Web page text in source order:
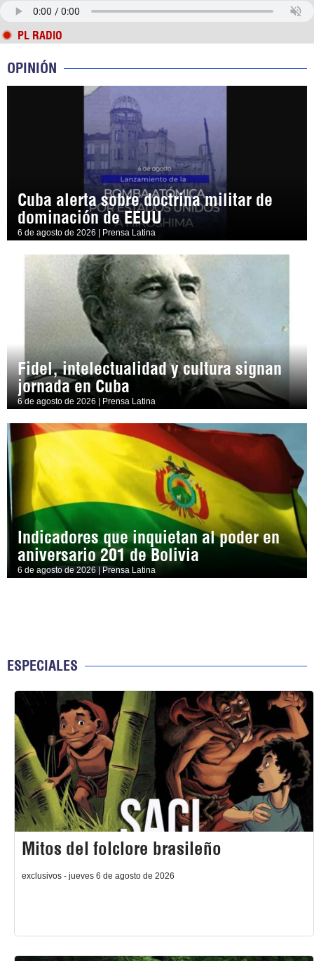
PL RADIO
OPINIÓN
Cuba alerta sobre doctrina militar de
dominación de EEUU
6 de agosto de 2026 | Prensa Latina
Fidel, intelectualidad y cultura signan
jornada en Cuba
6 de agosto de 2026 | Prensa Latina
Indicadores que inquietan al poder en
aniversario 201 de Bolivia
6 de agosto de 2026 | Prensa Latina
ESPECIALES
Mitos del folclore brasileño
exclusivos - jueves 6 de agosto de 2026